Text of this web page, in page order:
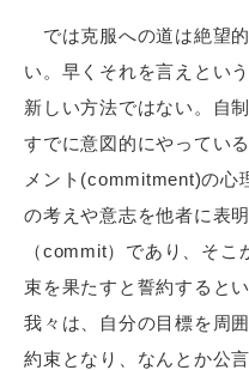
では克服への道は絶望
い。早くそれを言えとい
新しい方法ではない。自
すでに意図的にやってい
メント(commitment)の心
の考えや意志を他者に表
（commit）であり、そ
束を果たすと誓約すると
我々は、自分の目標を周
約束となり、なんとか公